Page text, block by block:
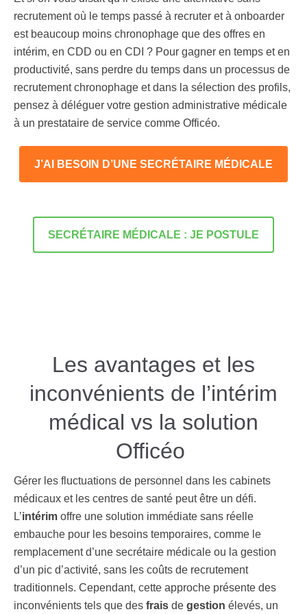
recrutement où le temps passé à recruter et à onboarder
est beaucoup moins chronophage que des offres en
intérim, en CDD ou en CDI ? Pour gagner en temps et en
productivité, sans perdre du temps dans un processus de
recrutement chronophage et dans la sélection des profils,
pensez à déléguer votre gestion administrative médicale
à un prestataire de service comme Officéo.
J’AI BESOIN D’UNE SECRÉTAIRE MÉDICALE
SECRÉTAIRE MÉDICALE : JE POSTULE
Les avantages et les
inconvénients de l’intérim
médical vs la solution
Officéo
Gérer les fluctuations de personnel dans les cabinets
médicaux et les centres de santé peut être un défi.
L’intérim offre une solution immédiate sans réelle
embauche pour les besoins temporaires, comme le
remplacement d’une secrétaire médicale ou la gestion
d’un pic d’activité, sans les coûts de recrutement
traditionnels. Cependant, cette approche présente des
inconvénients tels que des frais de gestion élevés, un